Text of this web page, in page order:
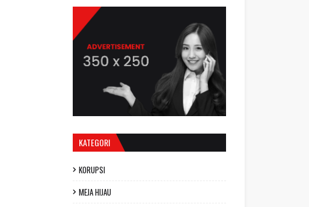
KATEGORI
KORUPSI
MEJA HIJAU